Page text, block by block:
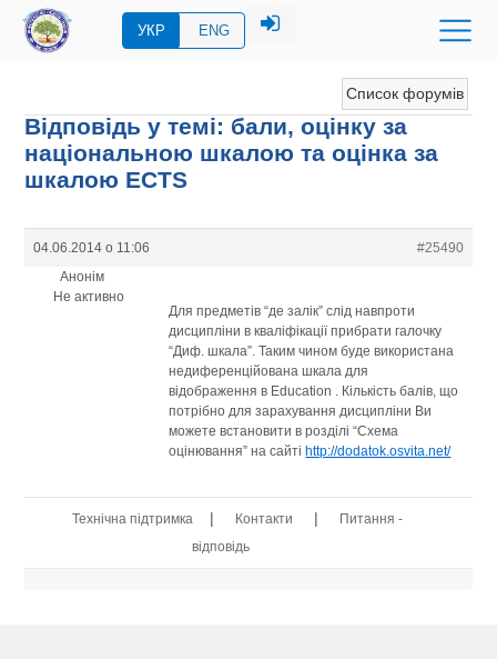
УКР ENG
Список форумів
Відповідь у темі: бали, оцінку за
національною шкалою та оцінка за
шкалою ECTS
04.06.2014 о 11:06
#25490
Анонім
Не активно
Для предметів “де залік” слід навпроти
дисципліни в кваліфікації прибрати галочку
“Диф. шкала”. Таким чином буде використана
недиференційована шкала для
відображення в Education . Кількість балів, що
потрібно для зарахування дисципліни Ви
можете встановити в розділі “Схема
оцінювання” на сайтіhttp://dodatok.osvita.net/
Технічна підтримка | Контакти |
Питання -
відповідь